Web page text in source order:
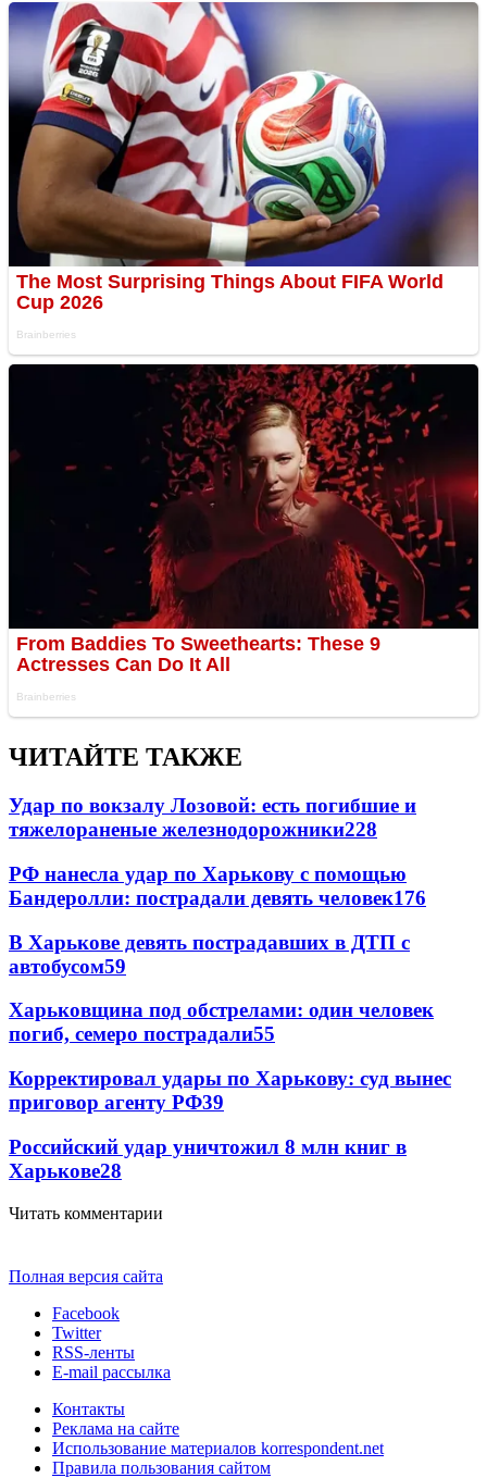
ЧИТАЙТЕ ТАКЖЕ
Удар по вокзалу Лозовой: есть погибшие и
тяжелораненые железнодорожники228
РФ нанесла удар по Харькову с помощью
Бандеролли: пострадали девять человек176
В Харькове девять пострадавших в ДТП с
автобусом59
Харьковщина под обстрелами: один человек
погиб, семеро пострадали55
Корректировал удары по Харькову: суд вынес
приговор агенту РФ39
Российский удар уничтожил 8 млн книг в
Харькове28
Читать комментарии
Полная версия сайта
Facebook
Twitter
RSS-ленты
E-mail рассылка
Контакты
Реклама на сайте
Использование материалов korrespondent.net
Правила пользования сайтом